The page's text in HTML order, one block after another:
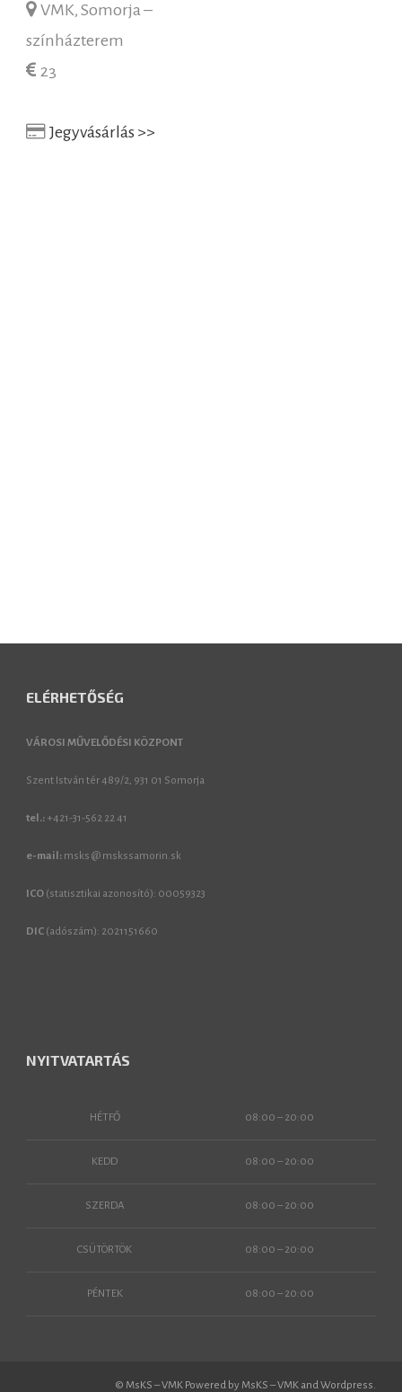
VMK, Somorja –
színházterem
23
Jegyvásárlás >>
ELÉRHETŐSÉG
VÁROSI MŰVELŐDÉSI KÖZPONT
Szent István tér 489/2, 931 01 Somorja
tel.: +421-31-562 22 41
e-mail: msks @ mskssamorin.sk
ICO (statisztikai azonosító): 00059323
DIC (adószám): 2021151660
NYITVATARTÁS
HÉTFŐ 08:00 – 20:00
KEDD 08:00 – 20:00
SZERDA 08:00 – 20:00
CSÜTÖRTÖK 08:00 – 20:00
PÉNTEK 08:00 – 20:00
© MsKS – VMK Powered by MsKS – VMK and Wordpress.